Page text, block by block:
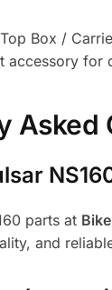
Box /
accessory for
Asked
parts at
and